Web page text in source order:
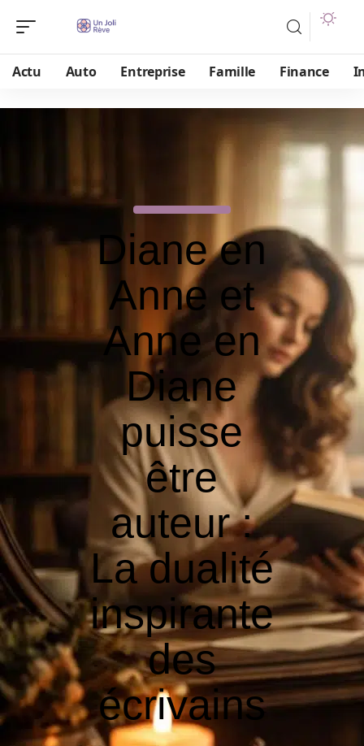
Actu Auto Entreprise Famille Finance
Diane en
Anne et
Anne en
Diane
puisse
être
auteur :
La dualité
inspirante
des
écrivains